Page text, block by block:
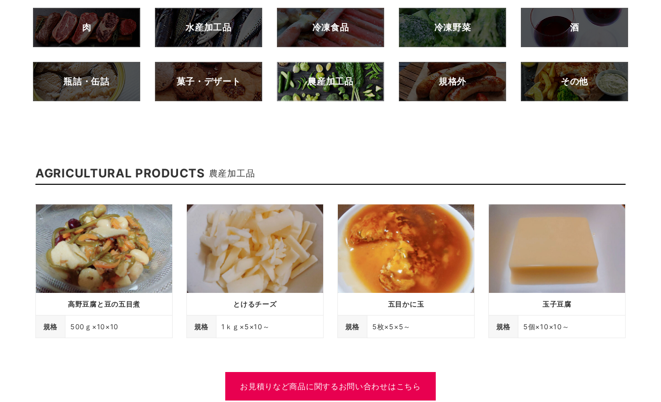
肉 水産加工品 冷凍食品 冷凍野菜 酒
瓶詰・缶詰 菓子・デザート 農産加工品 規格外 その他
AGRICULTURAL PRODUCTS 農産加工品
高野豆腐と豆の五目煮
規格 500ｇ×10×10
とけるチーズ
規格 1ｋｇ×5×10～
五目かに玉
規格 5枚×5×5～
玉子豆腐
規格 5個×10×10～
お見積りなど商品に関するお問い合わせはこちら